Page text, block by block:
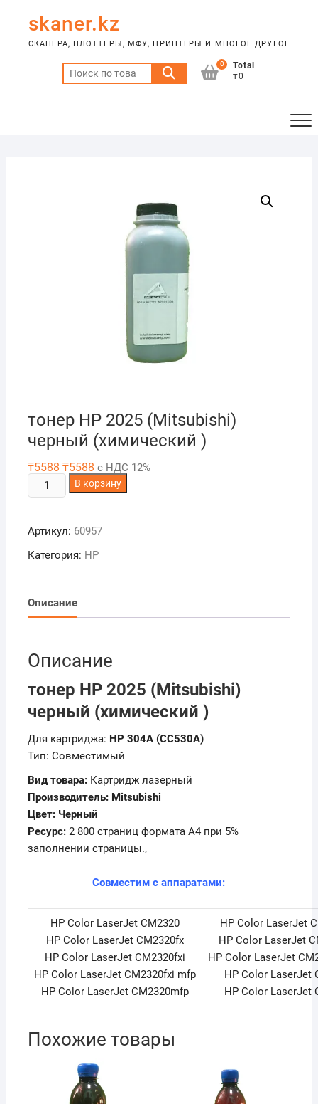
content
skaner.kz
СКАНЕРА, ПЛОТТЕРЫ, МФУ, ПРИНТЕРЫ И МНОГОЕ ДРУГОЕ
Искать:
0
Total
₸0
тонер HP 2025 (Mitsubishi)
черный (химический )
₸5588 ₸5588 с НДС 12%
Количество
товара
HP
2025
(химический
)
В корзину
Артикул: 60957
Категория: HP
Описание
Описание
тонер HP 2025 (Mitsubishi)
черный (химический )
Для картриджа: HP 304A (CC530A)
Тип: Совместимый
Вид товара: Картридж лазерный
Производитель: Mitsubishi
Цвет: Черный
Ресурс: 2 800 страниц формата А4 при 5%
заполнении страницы.,
Совместим с аппаратами:
HP Color LaserJet CM2320
HP Color LaserJet CM2320fx
HP Color LaserJet CM2320fxi
HP Color LaserJet CM2320fxi mfp
HP Color LaserJet CM2320mfp
HP Color LaserJet
HP Color LaserJet
HP Color LaserJet
HP Color LaserJet
HP Color LaserJet
Похожие товары